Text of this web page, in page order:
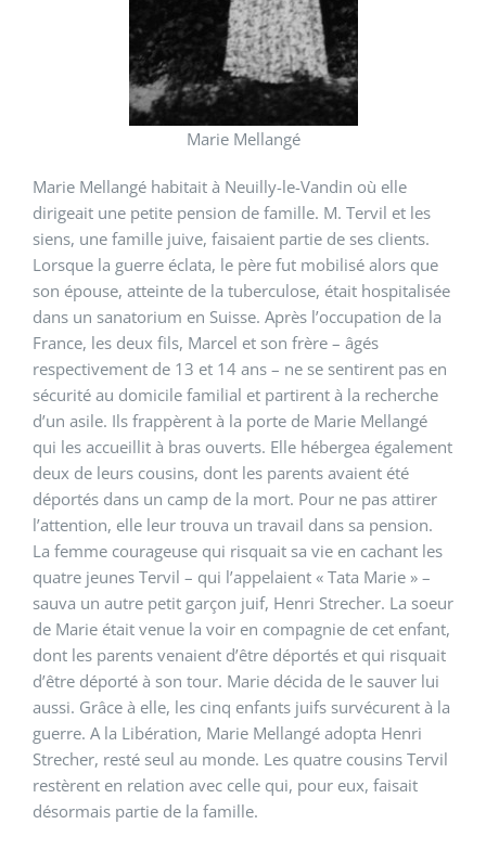
Marie Mellangé
Marie Mellangé habitait à Neuilly-le-Vandin où elle
dirigeait une petite pension de famille. M. Tervil et les
siens, une famille juive, faisaient partie de ses clients.
Lorsque la guerre éclata, le père fut mobilisé alors que
son épouse, atteinte de la tuberculose, était hospitalisée
dans un sanatorium en Suisse. Après l’occupation de la
France, les deux fils, Marcel et son frère – âgés
respectivement de 13 et 14 ans – ne se sentirent pas en
sécurité au domicile familial et partirent à la recherche
d’un asile. Ils frappèrent à la porte de Marie Mellangé
qui les accueillit à bras ouverts. Elle hébergea également
deux de leurs cousins, dont les parents avaient été
déportés dans un camp de la mort. Pour ne pas attirer
l’attention, elle leur trouva un travail dans sa pension.
La femme courageuse qui risquait sa vie en cachant les
quatre jeunes Tervil – qui l’appelaient « Tata Marie » –
sauva un autre petit garçon juif, Henri Strecher. La soeur
de Marie était venue la voir en compagnie de cet enfant,
dont les parents venaient d’être déportés et qui risquait
d’être déporté à son tour. Marie décida de le sauver lui
aussi. Grâce à elle, les cinq enfants juifs survécurent à la
guerre. A la Libération, Marie Mellangé adopta Henri
Strecher, resté seul au monde. Les quatre cousins Tervil
restèrent en relation avec celle qui, pour eux, faisait
désormais partie de la famille.